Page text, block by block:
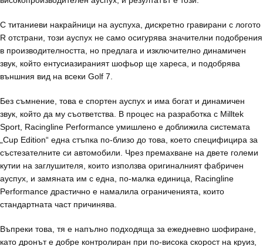
С титаниеви накрайници на ауспуха, дискретно гравирани с логото
R отстрани, този ауспух не само осигурява значителни подобрения
в производителността, но предлага и изключително динамичен
звук, който ентусиазираният шофьор ще хареса, и подобрява
външния вид на всеки Golf 7.
Без съмнение, това е спортен ауспух и има богат и динамичен
звук, който да му съответства. В процес на разработка с Milltek
Sport, Racingline Performance умишлено е доближила системата
„Cup Edition“ една стъпка по-близо до това, което специфицира за
състезателните си автомобили. Чрез премахване на двете големи
кутии на заглушителя, които използва оригиналният фабричен
ауспух, и замяната им с една, по-малка единица, Racingline
Performance драстично е намалила ограниченията, които
стандартната част причинява.
Въпреки това, тя е напълно подходяща за ежедневно шофиране,
като дронът е добре контролиран при по-висока скорост на круиз,